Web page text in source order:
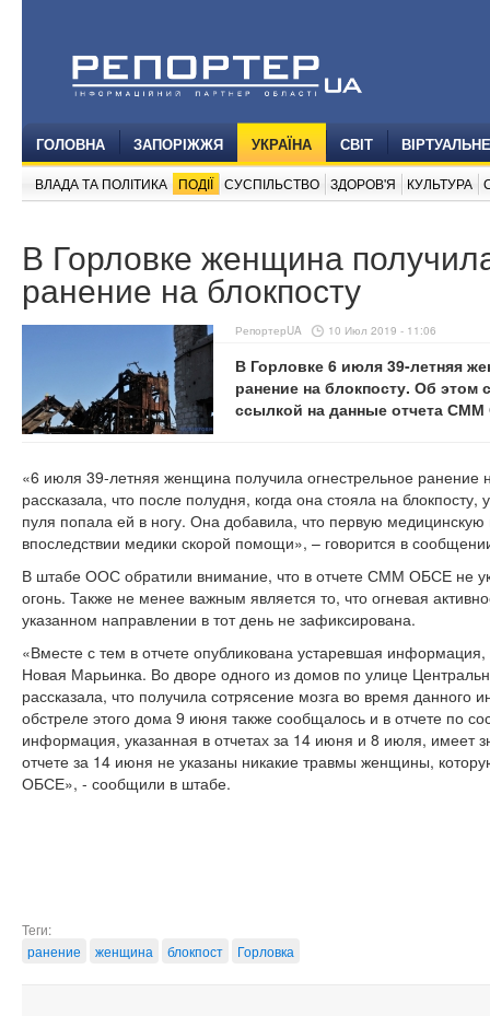
ГОЛОВНА ЗАПОРІЖЖЯ УКРАЇНА СВІТ
ВЛАДА ТА ПОЛІТИКА ПОДІЇ СУСПІЛЬСТВО ЗДОРОВ'Я КУЛЬТУРА
В Горловке женщина
ранение на блокпосту
РепортерUA 10 Июл 2019 - 11:06
В Горловке 6 июля 39-летняя
ранение на блокпосту. Об этом
ссылкой на данные отчета
«6 июля 39-летняя женщина получила огнестрельное ранение
рассказала, что после полудня, когда она стояла на
пуля попала ей в ногу. Она добавила, что первую
впоследствии медики скорой помощи», – говорится в
В штабе ООС обратили внимание, что в отчете СММ ОБСЕ не
огонь. Также не менее важным является то, что огневая
указанном направлении в тот день не зафиксирована.
«Вместе с тем в отчете опубликована устаревшая
Новая Марьинка. Во дворе одного из домов по улице
рассказала, что получила сотрясение мозга во время данного
обстреле этого дома 9 июня также сообщалось и в отчете по
информация, указанная в отчетах за 14 июня и 8 июля, имеет
отчете за 14 июня не указаны никакие травмы женщины,
ОБСЕ», - сообщили в штабе.
Теги:
ранение
женщина блокпост Горловка